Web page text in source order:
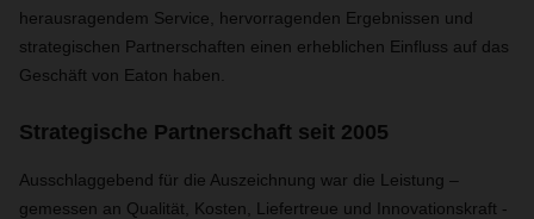
herausragendem Service, hervorragenden Ergebnissen und
strategischen Partnerschaften einen erheblichen Einfluss auf das
Geschäft von Eaton haben.
Strategische Partnerschaft seit 2005
Ausschlaggebend für die Auszeichnung war die Leistung –
gemessen an Qualität, Kosten, Liefertreue und Innovationskraft -